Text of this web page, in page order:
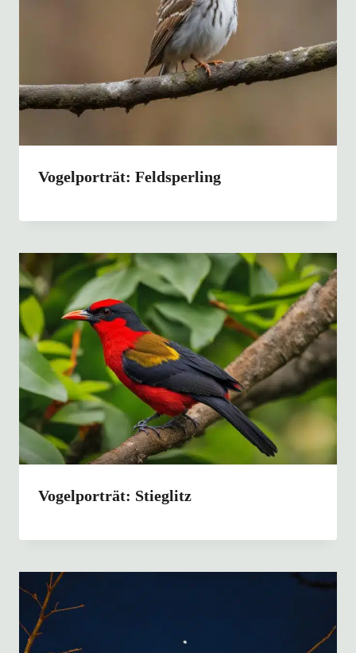
Vogelporträt: Feldsperling
Vogelporträt: Stieglitz